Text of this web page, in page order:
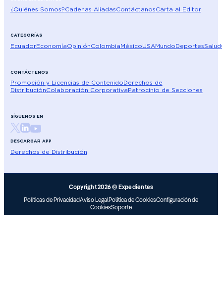
¿Quiénes Somos?Cadenas AliadasContáctanosCarta al Editor
CATEGORÍAS
EcuadorEconomíaOpiniónColombiaMéxicoUSAMundoDeportesSalud
CONTÁCTENOS
Promoción y Licencias de ContenidoDerechos de
DistribuciónColaboración CorporativaPatrocinio de Secciones
SÍGUENOS EN
DESCARGAR APP
Derechos de Distribución
Copyright 2026 © Expedientes
Políticas de PrivacidadAviso LegalPolítica de CookiesConfiguración de
CookiesSoporte